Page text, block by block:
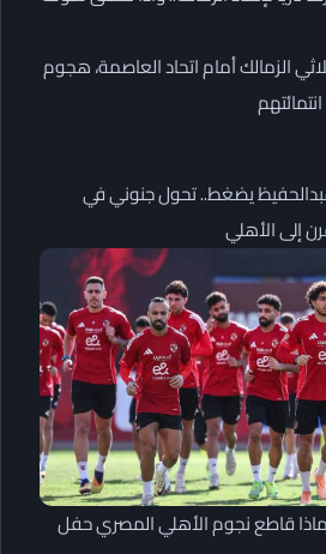
الزمالك أمام اتحاد العاصمة، هجوم
يضغط.. تحول جنوني في
إلى الأهلي
قاطع نجوم الأهلي المصري حفل